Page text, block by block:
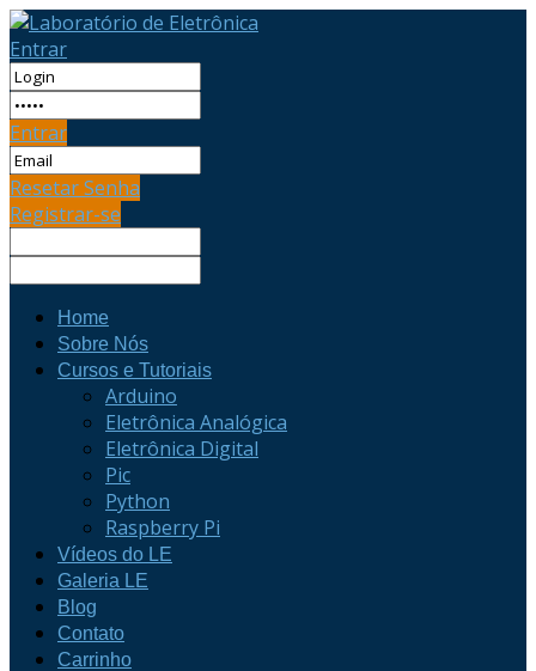
Entrar
Entrar
Resetar Senha
Registrar-se
Home
Sobre Nós
Cursos e Tutoriais
Arduino
Eletrônica Analógica
Eletrônica Digital
Pic
Python
Raspberry Pi
Vídeos do LE
Galeria LE
Blog
Contato
Carrinho